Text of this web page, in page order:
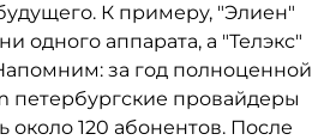
К примеру, "Элиен"
одного аппарата, а "Телэкс"
за год полноценной
петербургские провайдеры
около 120 абонентов. После